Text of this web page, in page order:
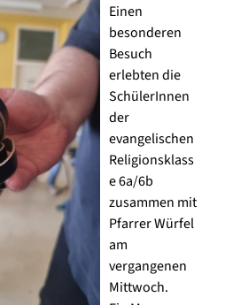
Einen
besonderen
Besuch
erlebten die
SchülerInnen
der
evangelischen
Religionsklass
e 6a/6b
zusammen mit
Pfarrer Würfel
am
vergangenen
Mittwoch.